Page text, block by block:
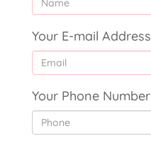
Your E-mail Address
Your Phone Number